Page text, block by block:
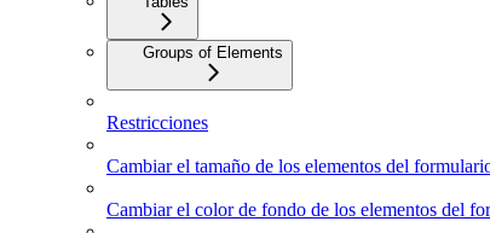
Groups of Elements
Restricciones
Cambiar el tamaño de los elementos del
Cambiar el color de fondo de los elementos del